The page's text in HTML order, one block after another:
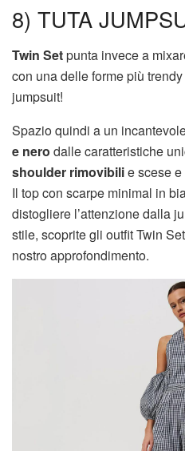
8) TUTA
Twin Setpunta invece a
con una delle forme più
jumpsuit!
Spazio quindi a un
e nero dalle caratteristiche
shoulder rimovibilie scese
Il top con scarpe minimal in
distogliere l’attenzione dalla
stile, scoprite gli outfit Twin
nostro approfondimento.